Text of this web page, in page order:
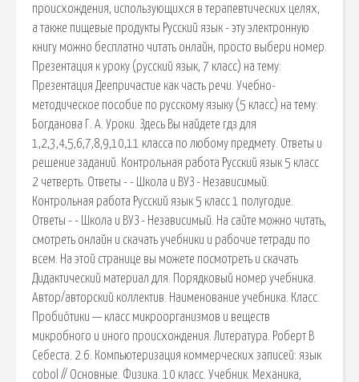
происхождения, использующихся в терапевтических целях,
а также пищевые продукты Русский язык - эту электронную
книгу можно бесплатно читать онлайн, просто выбери номер.
Презентация к уроку (русский язык, 7 класс) на тему:
Презентация Деепричастие как часть речи. Учебно-
методическое пособие по русскому языку (5 класс) на тему:
Богданова Г. А. Уроки. Здесь Вы найдете гдз для
1,2,3,4,5,6,7,8,9,10,11 класса по любому предмету. Ответы и
решение заданий. Контрольная работа Русский язык 5 класс
2 четверть. Ответы - - Школа и ВУЗ - Независимый.
Контрольная работа Русский язык 5 класс 1 полугодие.
Ответы - - Школа и ВУЗ - Независимый. На сайте можно читать,
смотреть онлайн и скачать учебники и рабочие тетради по
всем. На этой странице вы можете посмотреть и скачать
Дидактический материал для. Порядковый номер учебника.
Автор/авторский коллектив. Наименование учебника. Класс.
Пробио́тики — класс микроорганизмов и веществ
микробного и иного происхождения. Литература. Роберт В
Себеста. 2.6. Компьютеризация коммерческих записей: язык
cobol // Основные. Физика. 10 класс. Учебник. Механика,